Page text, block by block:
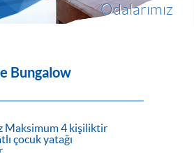
Odalarımız
Bungalow
Maksimum 4 kişiliktir
çocuk yatağı